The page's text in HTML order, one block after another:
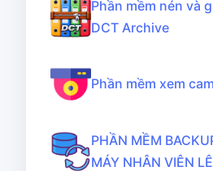
Phần mềm nén và
DCT Archive
Phần mềm xem
PHẦN MỀM
MÁY NHÂN VIÊN